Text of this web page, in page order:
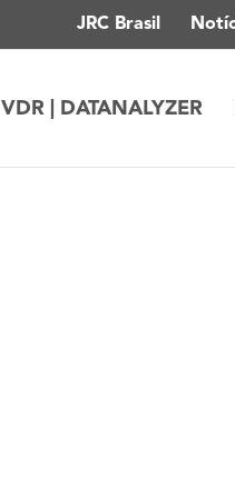
JRC Brasil
VDR | DATANALYZER